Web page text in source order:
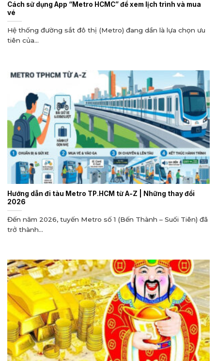
Cách sử dụng App “Metro HCMC” để xem lịch trình và mua
vé
Hệ thống đường sắt đô thị (Metro) đang dần là lựa chọn ưu
tiên của...
Hướng dẫn đi tàu Metro TP.HCM từ A-Z | Những thay đổi
2026
Đến năm 2026, tuyến Metro số 1 (Bến Thành – Suối Tiên) đã
trở thành...